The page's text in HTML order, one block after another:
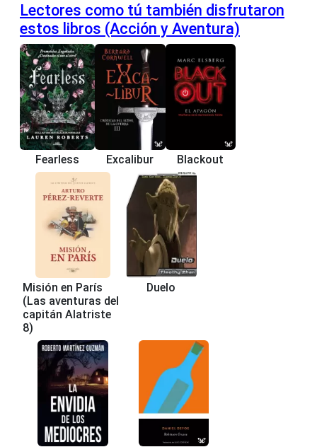
Lectores como tú también disfrutaron
estos libros (Acción y Aventura)
Fearless Excalibur Blackout
Misión en París
(Las aventuras del
capitán Alatriste
8)
Duelo